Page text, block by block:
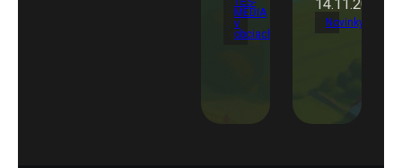
MEDIA
v
obciach
14.11.2025
Novinky